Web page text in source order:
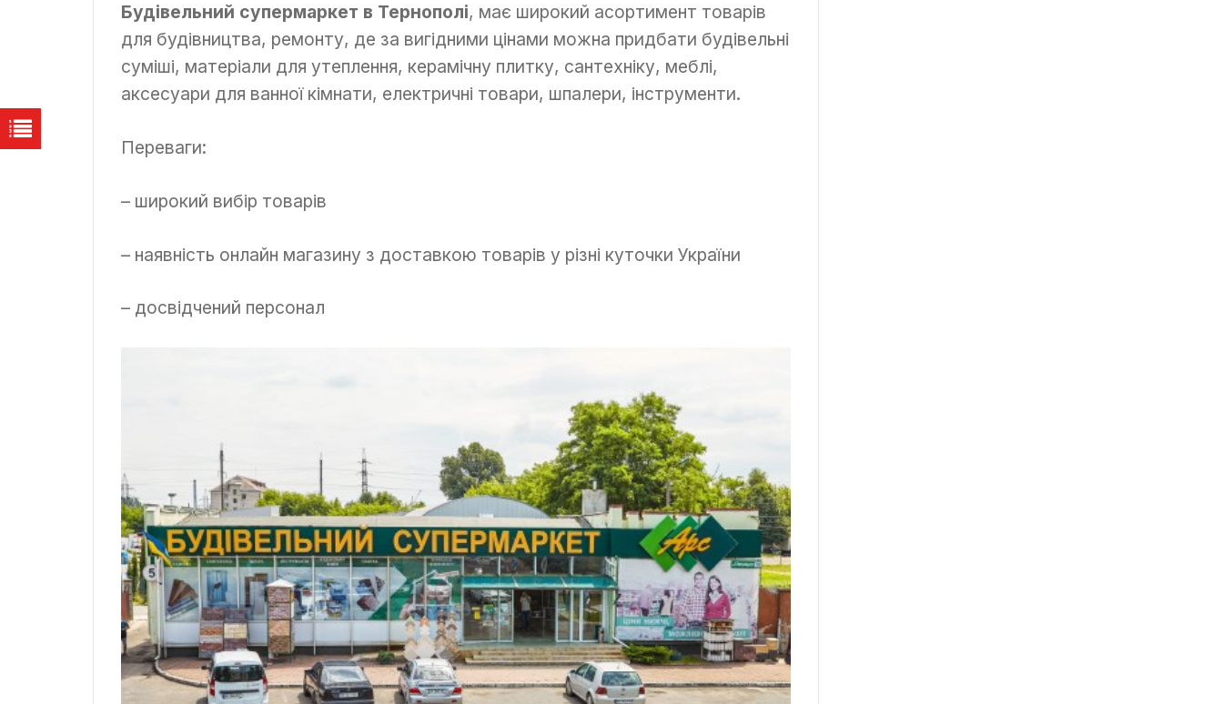
Будівельний супермаркет в Тернополі, має широкий асортимент товарів
для будівництва, ремонту, де за вигідними цінами можна придбати будівельні
суміші, матеріали для утеплення, керамічну плитку, сантехніку, меблі,
аксесуари для ванної кімнати, електричні товари, шпалери, інструменти.
Переваги:
– широкий вибір товарів
– наявність онлайн магазину з доставкою товарів у різні куточки України
– досвідчений персонал